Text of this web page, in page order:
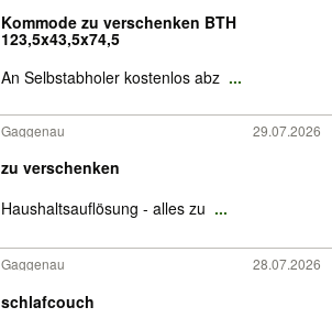
Kommode zu verschenken BTH
123,5x43,5x74,5
An Selbstabholer kostenlos abz ...
Gaggenau 29.07.2026
zu verschenken
Haushaltsauflösung - alles zu ...
Gaggenau 28.07.2026
schlafcouch